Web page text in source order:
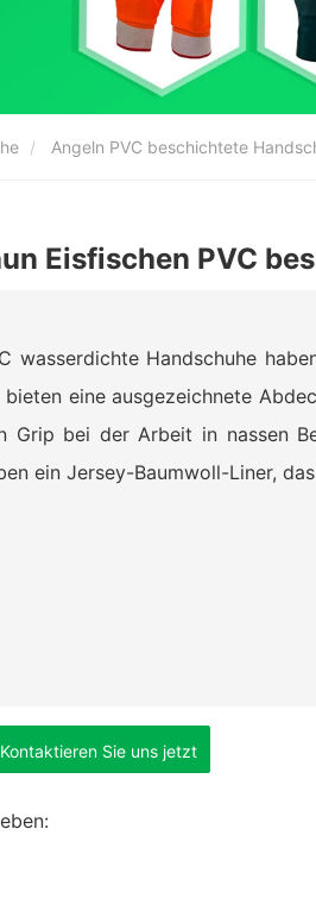
Angeln PVC beschichtete
Eisfischen PVC
wasserdichte Handschuhe
bieten eine ausgezeichnete
Grip bei der Arbeit in nassen
ein Jersey-Baumwoll-Liner,
Sie uns jetzt